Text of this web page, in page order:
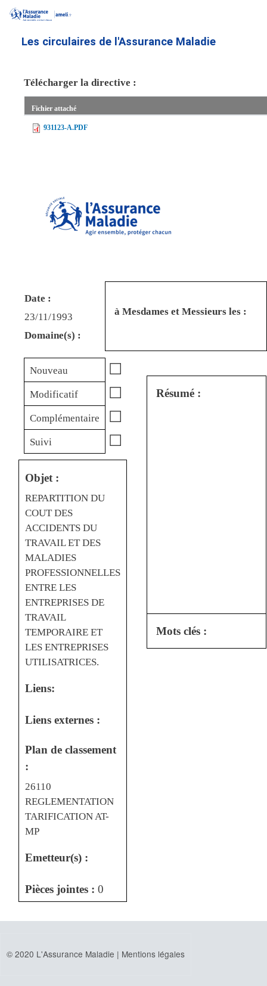
contenu
Les circulaires de l'Assurance Maladie
Télécharger la directive :
Fichier attaché
931123-A.PDF
Date :
23/11/1993
Domaine(s) :
à Mesdames et Messieurs les :
Nouveau ☐
Modificatif ☐
Complémentaire ☐
Suivi ☐
Objet :
REPARTITION DU
COUT DES
ACCIDENTS DU
TRAVAIL ET DES
MALADIES
PROFESSIONNELLES
ENTRE LES
ENTREPRISES DE
TRAVAIL
TEMPORAIRE ET
LES ENTREPRISES
UTILISATRICES.
Liens:
Liens externes :
Plan de classement
:
26110
REGLEMENTATION
TARIFICATION AT-
MP
Emetteur(s) :
Pièces jointes : 0
Résumé :
Mots clés :
© 2020 L'Assurance Maladie | Mentions légales